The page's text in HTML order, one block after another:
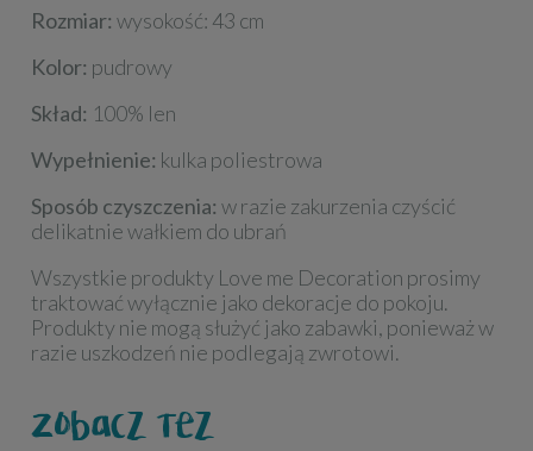
Rozmiar: wysokość: 43 cm
Kolor: pudrowy
Skład: 100% len
Wypełnienie: kulka poliestrowa
Sposób czyszczenia: w razie zakurzenia czyścić
delikatnie wałkiem do ubrań
Wszystkie produkty Love me Decoration prosimy
traktować wyłącznie jako dekoracje do pokoju.
Produkty nie mogą służyć jako zabawki, ponieważ w
razie uszkodzeń nie podlegają zwrotowi.
Zobacz też